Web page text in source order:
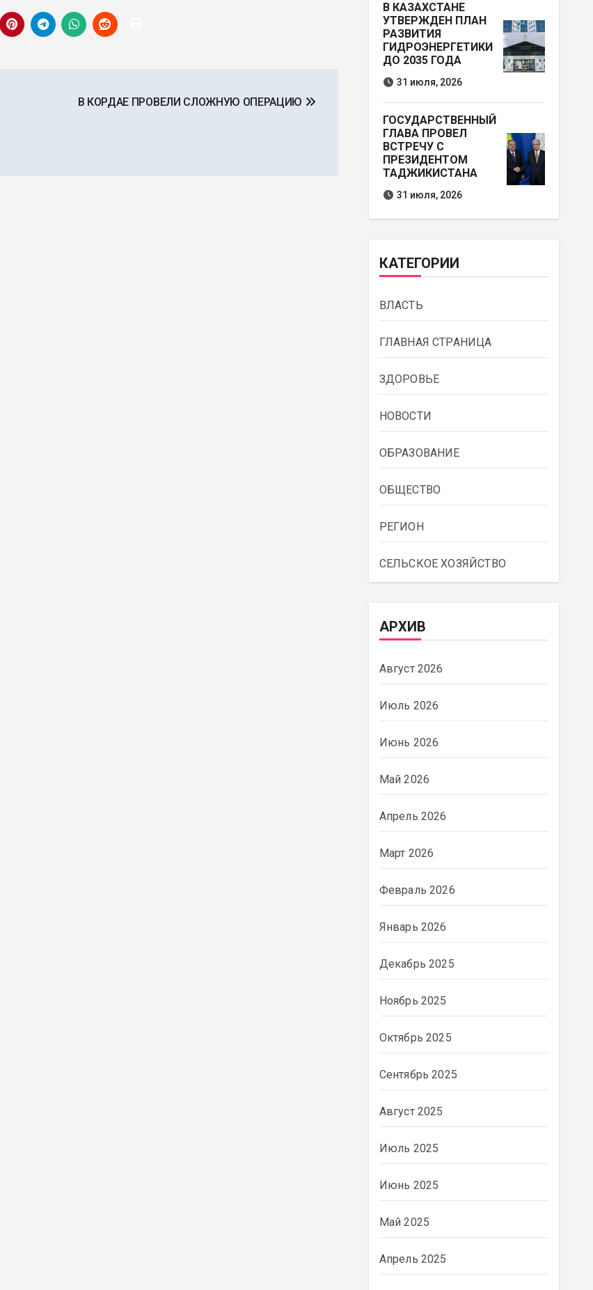
В КОРДАЕ ПРОВЕЛИ СЛОЖНУЮ ОПЕРАЦИЮ
В КАЗАХСТАНЕ
УТВЕРЖДЕН ПЛАН
РАЗВИТИЯ
ГИДРОЭНЕРГЕТИКИ
ДО 2035 ГОДА
31 июля, 2026
ГОСУДАРСТВЕННЫЙ
ГЛАВА ПРОВЕЛ
ВСТРЕЧУ С
ПРЕЗИДЕНТОМ
ТАДЖИКИСТАНА
31 июля, 2026
КАТЕГОРИИ
ВЛАСТЬ
ГЛАВНАЯ СТРАНИЦА
ЗДОРОВЬЕ
НОВОСТИ
ОБРАЗОВАНИЕ
ОБЩЕСТВО
РЕГИОН
СЕЛЬСКОЕ ХОЗЯЙСТВО
АРХИВ
Август 2026
Июль 2026
Июнь 2026
Май 2026
Апрель 2026
Март 2026
Февраль 2026
Январь 2026
Декабрь 2025
Ноябрь 2025
Октябрь 2025
Сентябрь 2025
Август 2025
Июль 2025
Июнь 2025
Май 2025
Апрель 2025
ВЛАСТЬ